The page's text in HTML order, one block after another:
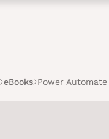
eBooks Power Automate